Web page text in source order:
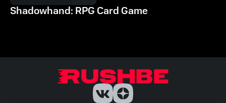
Shadowhand: RPG Card Game